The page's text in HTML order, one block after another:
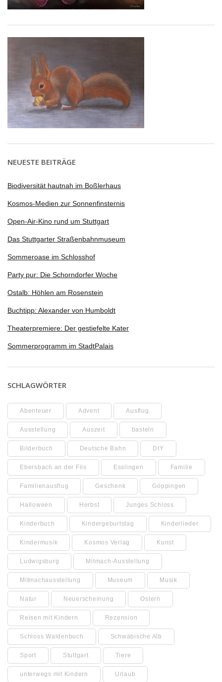
NEUESTE BEITRÄGE
Biodiversität hautnah im Boßlerhaus
Kosmos-Medien zur Sonnenfinsternis
Open-Air-Kino rund um Stuttgart
Das Stuttgarter Straßenbahnmuseum
Sommeroase im Schlosshof
Party pur: Die Schorndorfer Woche
Ostalb: Höhlen am Rosenstein
Buchtipp: Alexander von Humboldt
Theaterpremiere: Der gestiefelte Kater
Sommerprogramm im StadtPalais
SCHLAGWÖRTER
Abenteuer Advent Ausflug
Ausstellung Auszeit basteln
Bilderbuch Deutsche Bahn DIY
Ebersbach an der Fils Esslingen Familie
Familienausflug Geschenk Göppingen
Halloween Herbst Junges Schloss
Kinderbuch Kindergeburtstag Kinderlieder
Kindermusik Kosmos Verlag Kunst
Ludwigsburg Mitmach-Ausstellung
Mitmachausstellung Museum Musik
Natur Neuerscheinung Ostern
Reisen mit Kindern Rezension
Schloss Waldenbuch Schwäbische Alb
Sport Stuttgart Tiere
unterwegs mit Kindern Urlaub